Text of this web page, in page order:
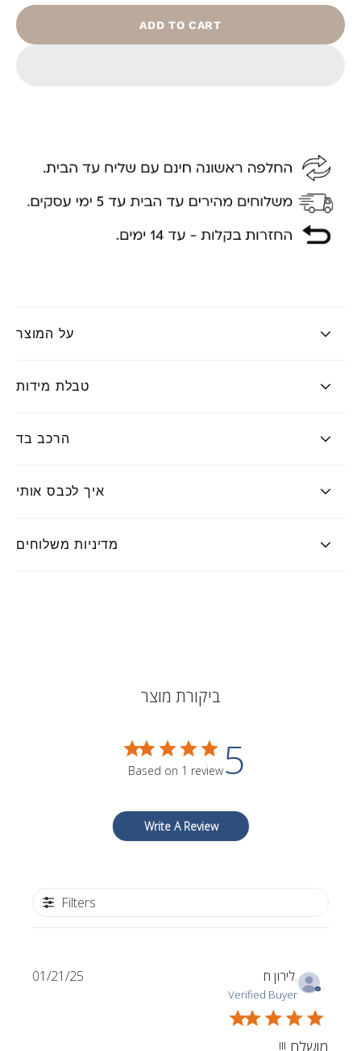
ADD TO CART
על המוצר
טבלת מידות
הרכב בד
איך לכבס אותי
מדיניות משלוחים
ביקורת מוצר
5
Based on 1 review
Write A Review
Filters
לירון ח.
Verified Buyer
מושלם !!!
Published
01/21/25